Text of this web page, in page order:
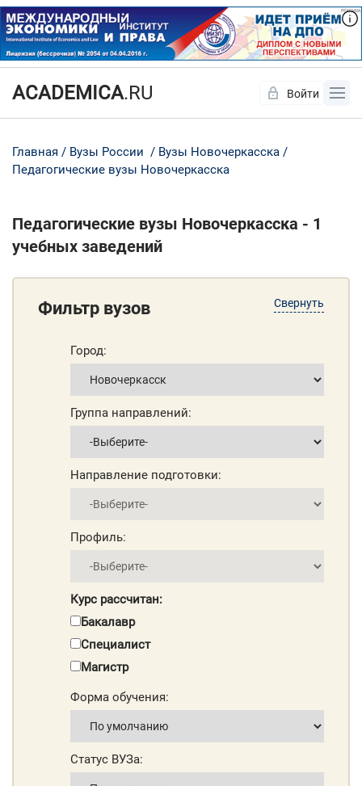
ACADEMICA.RU Войти
Главная Вузы России
Вузы Новочеркасска
Педагогические вузы Новочеркасска
Педагогические вузы Новочеркасска - 1
учебных заведений
Свернуть
Фильтр вузов
Город:
Группа направлений:
Направление подготовки:
Профиль:
Курс рассчитан:
Бакалавр
Специалист
Магистр
Форма обучения:
Статус ВУЗа:
Да Нет